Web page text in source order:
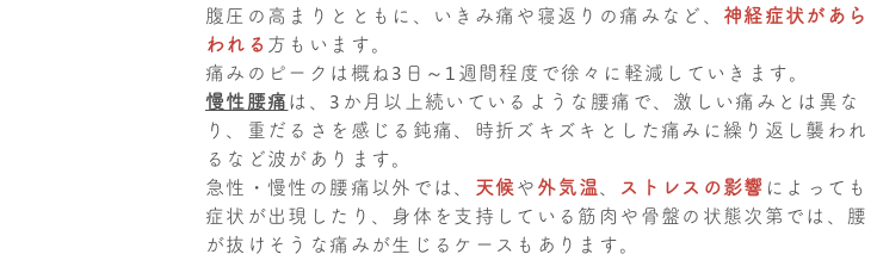
腹圧の高まりとともに、いきみ痛や寝返りの痛みなど、 神経症状があら
われる方もいます。
痛みのピークは概ね3日～1週間程度で徐々に軽減していきます。
慢性腰痛は、3か月以上続いているような腰痛で、激しい痛みとは異な
り、重だるさを感じる鈍痛、時折ズキズキとした痛みに繰り返し襲われ
るなど波があります。
急性・慢性の腰痛以外では、 天候や外気温、 ストレスの影響 によっても
症状が出現したり、身体を支持している筋肉や骨盤の状態次第では、腰
が抜けそうな痛みが生じるケースもあります。